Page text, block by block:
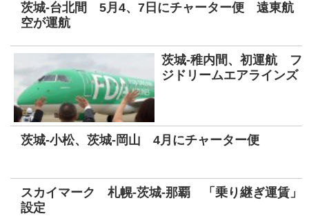
茨城-台北間 5月4、7日にチャーター便 遠東航
空が運航
茨城-稚内間、初運航 フ
ジドリームエアラインズ
茨城-小松、茨城-岡山 4月にチャーター便
スカイマーク 札幌-茨城-那覇 「乗り継ぎ運賃」
設定